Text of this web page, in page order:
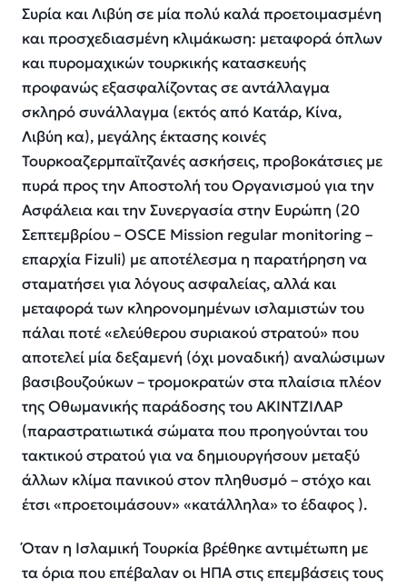
Συρία και Λιβύη σε μία πολύ καλά προετοιμασμένη
και προσχεδιασμένη κλιμάκωση: μεταφορά όπλων
και πυρομαχικών τουρκικής κατασκευής
προφανώς εξασφαλίζοντας σε αντάλλαγμα
σκληρό συνάλλαγμα (εκτός από Κατάρ, Κίνα,
Λιβύη κα), μεγάλης έκτασης κοινές
Τουρκοαζερμπαϊτζανές ασκήσεις, προβοκάτσιες με
πυρά προς την Αποστολή του Οργανισμού για την
Ασφάλεια και την Συνεργασία στην Ευρώπη (20
Σεπτεμβρίου – OSCE Mission regular monitoring –
επαρχία Fizuli) με αποτέλεσμα η παρατήρηση να
σταματήσει για λόγους ασφαλείας, αλλά και
μεταφορά των κληρονομημένων ισλαμιστών του
πάλαι ποτέ «ελεύθερου συριακού στρατού» που
αποτελεί μία δεξαμενή (όχι μοναδική) αναλώσιμων
βασιβουζούκων – τρομοκρατών στα πλαίσια πλέον
της Οθωμανικής παράδοσης του ΑΚΙΝΤΖΙΛΑΡ
(παραστρατιωτικά σώματα που προηγούνται του
τακτικού στρατού για να δημιουργήσουν μεταξύ
άλλων κλίμα πανικού στον πληθυσμό – στόχο και
έτσι «προετοιμάσουν» «κατάλληλα» το έδαφος ).
Όταν η Ισλαμική Τουρκία βρέθηκε αντιμέτωπη με
τα όρια που επέβαλαν οι ΗΠΑ στις επεμβάσεις τους